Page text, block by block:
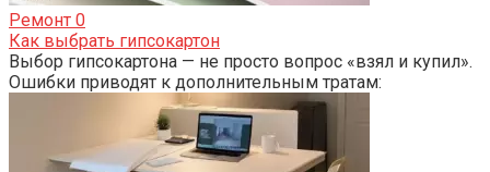
Ремонт 0
Как выбрать гипсокартон
Выбор гипсокартона — не просто вопрос «взял и купил».
Ошибки приводят к дополнительным тратам: